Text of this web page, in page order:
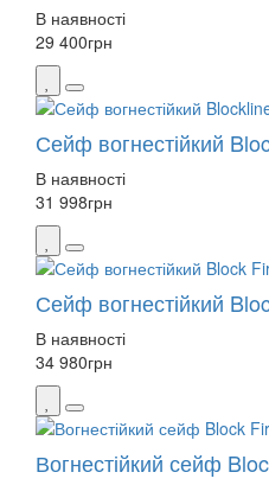
В наявності
29 400грн
Сейф вогнестійкий
В наявності
31 998грн
Сейф вогнестійкий
В наявності
34 980грн
Вогнестійкий сейф